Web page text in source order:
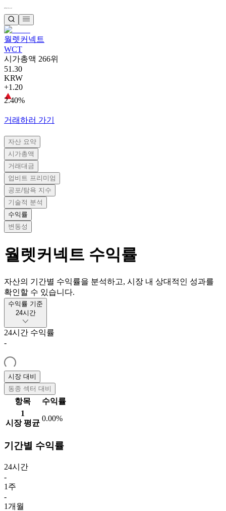
월렛커넥트
WCT
시가총액 266위
51.30
KRW
+1.20
2.40%
거래하러 가기
자산 요약
시가총액
거래대금
업비트 프리미엄
공포/탐욕 지수
기술적 분석
수익률
변동성
월렛커넥트 수익률
자산의 기간별 수익률을 분석하고, 시장 내 상대적인 성과를
확인할 수 있습니다.
수익률 기준
24시간
24시간 수익률
-
시장 대비
동종 섹터 대비
항목
수익률
1
시장 평균
0.00%
기간별 수익률
24시간
-
1주
-
1개월